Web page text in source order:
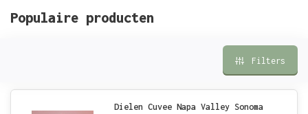
Populaire producten
Filters
Dielen Cuvee Napa Valley Sonoma